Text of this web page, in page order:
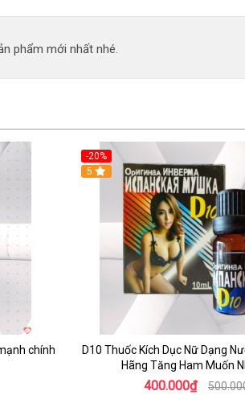
phẩm mới nhất nhé.
chính
-20%
5
D10 Thuốc Kích Dục Nữ Dạng
Hãng Tăng Ham Muốn
400.000₫